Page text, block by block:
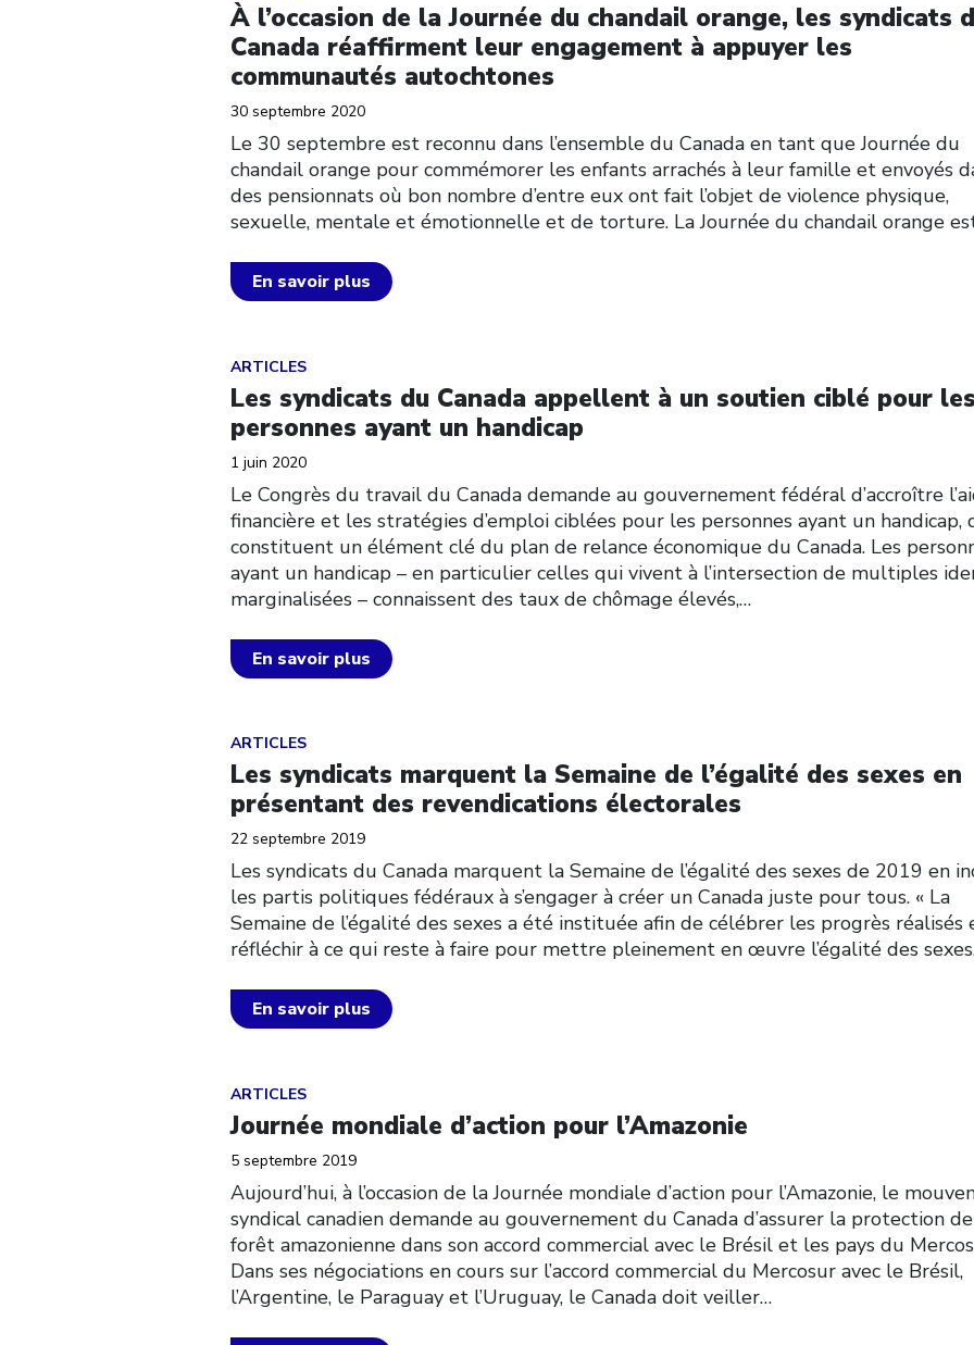
À l’occasion de la Journée du chandail orange, les syndicats
Canada réaffirment leur engagement à appuyer les
communautés autochtones
30 septembre 2020
Le 30 septembre est reconnu dans l’ensemble du Canada en tant que Journée du
chandail orange pour commémorer les enfants arrachés à leur famille et envoyés
des pensionnats où bon nombre d’entre eux ont fait l’objet de violence physique,
sexuelle, mentale et émotionnelle et de torture. La Journée du chandail orange
En savoir plus
ARTICLES
Les syndicats du Canada appellent à un soutien ciblé pour les
personnes ayant un handicap
1 juin 2020
Le Congrès du travail du Canada demande au gouvernement fédéral d’accroître
financière et les stratégies d’emploi ciblées pour les personnes ayant un handicap,
constituent un élément clé du plan de relance économique du Canada. Les
ayant un handicap – en particulier celles qui vivent à l’intersection de multiples
marginalisées – connaissent des taux de chômage élevés,…
En savoir plus
ARTICLES
Les syndicats marquent la Semaine de l’égalité des sexes en
présentant des revendications électorales
22 septembre 2019
Les syndicats du Canada marquent la Semaine de l’égalité des sexes de 2019 en
les partis politiques fédéraux à s’engager à créer un Canada juste pour tous. « La
Semaine de l’égalité des sexes a été instituée afin de célébrer les progrès réalisés
réfléchir à ce qui reste à faire pour mettre pleinement en œuvre l’égalité des
En savoir plus
Click to open the link
ARTICLES
Journée mondiale d’action pour l’Amazonie
5 septembre 2019
Aujourd’hui, à l’occasion de la Journée mondiale d’action pour l’Amazonie, le
syndical canadien demande au gouvernement du Canada d’assurer la protection
forêt amazonienne dans son accord commercial avec le Brésil et les pays du
Dans ses négociations en cours sur l’accord commercial du Mercosur avec le Brésil,
l’Argentine, le Paraguay et l’Uruguay, le Canada doit veiller…